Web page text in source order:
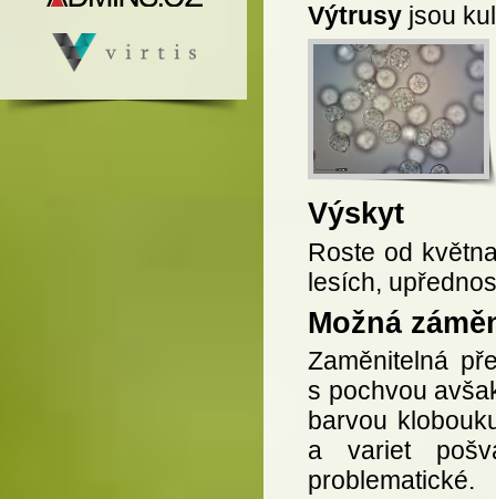
Výtrusy jsou
Výskyt
Roste od
lesích,
Možná
Zaměnitelná
s pochvou
barvou
a variet
problematické.